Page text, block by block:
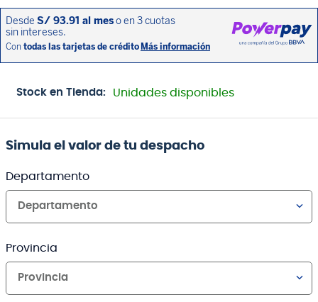
Stock en Tienda: Unidades disponibles
Simula el valor de tu despacho
Departamento
Departamento
Provincia
Provincia